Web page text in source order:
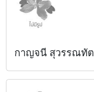
กาญจนี สุวรรณทัต